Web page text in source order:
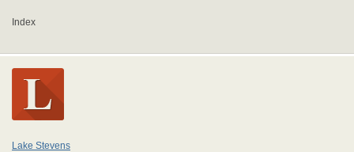
Index
Lake Stevens